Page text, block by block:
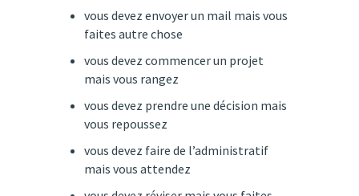
vous devez envoyer un mail mais vous
faites autre chose
vous devez commencer un projet
mais vous rangez
vous devez prendre une décision mais
vous repoussez
vous devez faire de l’administratif
mais vous attendez